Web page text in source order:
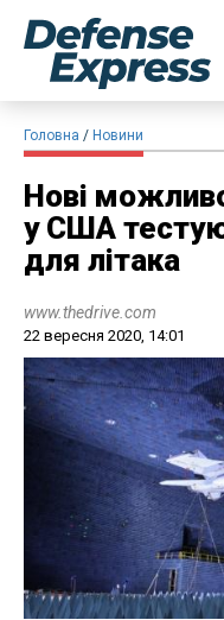
Головна Новини
Нові
у США
для літака
www.thedrive.com
22 вересня 2020, 14:01